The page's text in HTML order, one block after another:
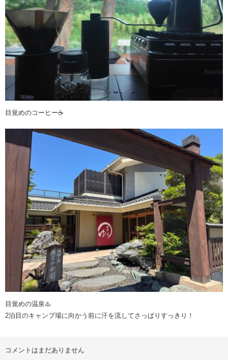
目覚めのコーヒー☕️
目覚めの温泉♨️
2泊目のキャンプ場に向かう前に汗を流してさっぱりすっきり！
コメントはまだありません